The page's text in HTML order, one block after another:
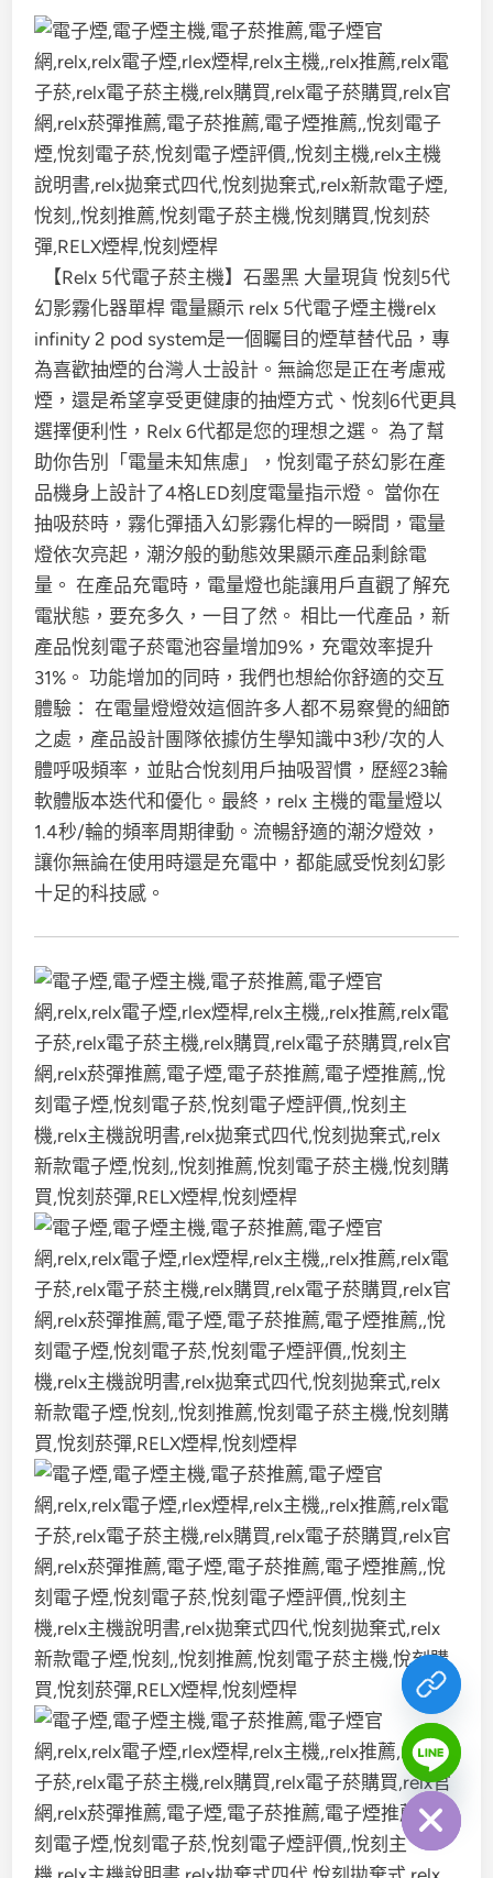
【Relx 5代電子菸主機】石墨黑 大量現貨 悅刻5代
幻影霧化器單桿 電量顯示 relx 5代電子煙主機relx
infinity 2 pod system是一個矚目的煙草替代品，專
為喜歡抽煙的台灣人士設計。無論您是正在考慮戒
煙，還是希望享受更健康的抽煙方式、悅刻6代更具
選擇便利性，Relx 6代都是您的理想之選。 為了幫
助你告別「電量未知焦慮」，悅刻電子菸幻影在產
品機身上設計了4格LED刻度電量指示燈。 當你在
抽吸菸時，霧化彈插入幻影霧化桿的一瞬間，電量
燈依次亮起，潮汐般的動態效果顯示產品剩餘電
量。 在產品充電時，電量燈也能讓用戶直觀了解充
電狀態，要充多久，一目了然。 相比一代產品，新
產品悅刻電子菸電池容量增加9%，充電效率提升
31%。 功能增加的同時，我們也想給你舒適的交互
體驗： 在電量燈燈效這個許多人都不易察覺的細節
之處，產品設計團隊依據仿生學知識中3秒/次的人
體呼吸頻率，並貼合悅刻用戶抽吸習慣，歷經23輪
軟體版本迭代和優化。最終，relx 主機的電量燈以
1.4秒/輪的頻率周期律動。流暢舒適的潮汐燈效，
讓你無論在使用時還是充電中，都能感受悅刻幻影
十足的科技感。
Hide
chaty